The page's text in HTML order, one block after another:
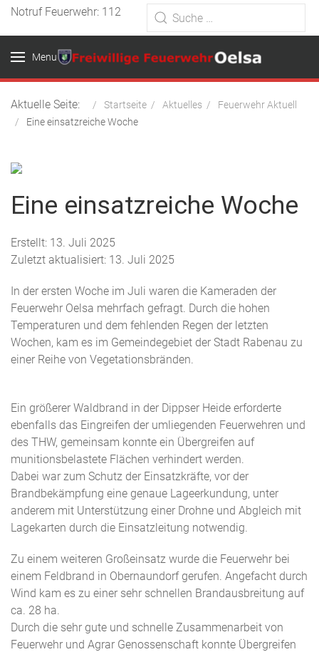
Notruf Feuerwehr: 112
Menu
Aktuelle Seite: Startseite Aktuelles
Feuerwehr Aktuell
Eine einsatzreiche Woche
Eine einsatzreiche Woche
Erstellt: 13. Juli 2025
Zuletzt aktualisiert: 13. Juli 2025
In der ersten Woche im Juli waren die Kameraden der
Feuerwehr Oelsa mehrfach gefragt. Durch die hohen
Temperaturen und dem fehlenden Regen der letzten
Wochen, kam es im Gemeindegebiet der Stadt Rabenau zu
einer Reihe von Vegetationsbränden.
Ein größerer Waldbrand in der Dippser Heide erforderte
ebenfalls das Eingreifen der umliegenden Feuerwehren und
des THW, gemeinsam konnte ein Übergreifen auf
munitionsbelastete Flächen verhindert werden.
Dabei war zum Schutz der Einsatzkräfte, vor der
Brandbekämpfung eine genaue Lageerkundung, unter
anderem mit Unterstützung einer Drohne und Abgleich mit
Lagekarten durch die Einsatzleitung notwendig.
Zu einem weiteren Großeinsatz wurde die Feuerwehr bei
einem Feldbrand in Obernaundorf gerufen. Angefacht durch
Wind kam es zu einer sehr schnellen Brandausbreitung auf
ca. 28 ha.
Durch die sehr gute und schnelle Zusammenarbeit von
Feuerwehr und Agrar Genossenschaft konnte Übergreifen